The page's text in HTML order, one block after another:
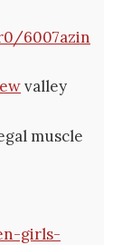
6007azin
valley
muscle
girls-